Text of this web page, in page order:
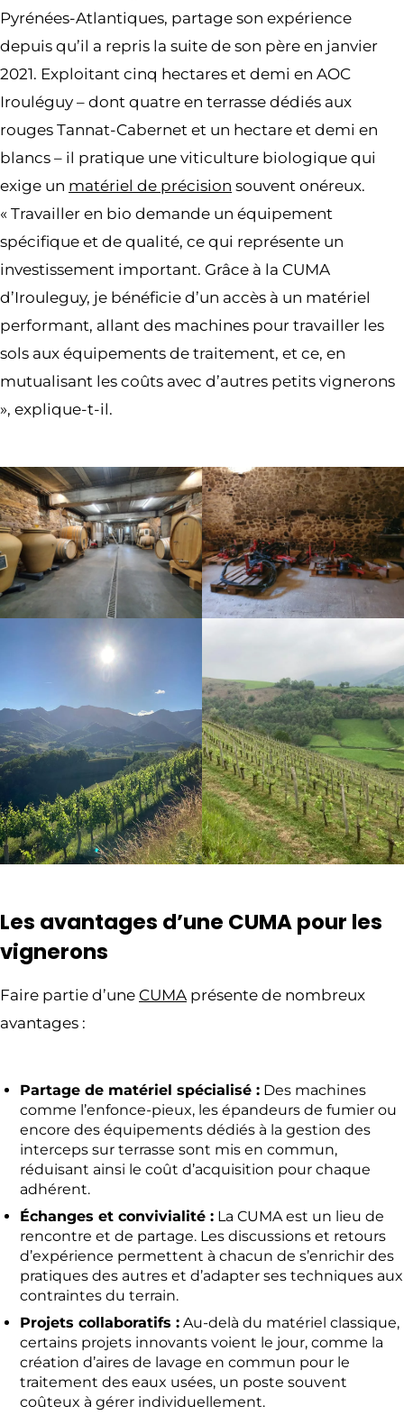
Pyrénées-Atlantiques, partage son expérience
depuis qu’il a repris la suite de son père en janvier
2021. Exploitant cinq hectares et demi en AOC
Irouléguy – dont quatre en terrasse dédiés aux
rouges Tannat-Cabernet et un hectare et demi en
blancs – il pratique une viticulture biologique qui
exige un matériel de précision souvent onéreux.
« Travailler en bio demande un équipement
spécifique et de qualité, ce qui représente un
investissement important. Grâce à la CUMA
d’Irouleguy, je bénéficie d’un accès à un matériel
performant, allant des machines pour travailler les
sols aux équipements de traitement, et ce, en
mutualisant les coûts avec d’autres petits vignerons
», explique-t-il.
Les avantages d’une CUMA pour les
vignerons
Faire partie d’une CUMA présente de nombreux
avantages :
Partage de matériel spécialisé : Des machines
comme l’enfonce-pieux, les épandeurs de fumier ou
encore des équipements dédiés à la gestion des
interceps sur terrasse sont mis en commun,
réduisant ainsi le coût d’acquisition pour chaque
adhérent.
Échanges et convivialité : La CUMA est un lieu de
rencontre et de partage. Les discussions et retours
d’expérience permettent à chacun de s’enrichir des
pratiques des autres et d’adapter ses techniques aux
contraintes du terrain.
Projets collaboratifs : Au-delà du matériel classique,
certains projets innovants voient le jour, comme la
création d’aires de lavage en commun pour le
traitement des eaux usées, un poste souvent
coûteux à gérer individuellement.